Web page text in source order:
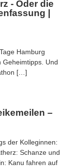
- Oder die
|
Hamburg
Und
[…]
–
der Kolleginnen:
Schanze und
Kanu fahren auf